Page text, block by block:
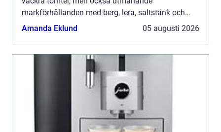
markförhållanden med berg, lera, saltstänk och
variationer i vattennivå. F&...
Amanda Eklund 05 augusti 2026